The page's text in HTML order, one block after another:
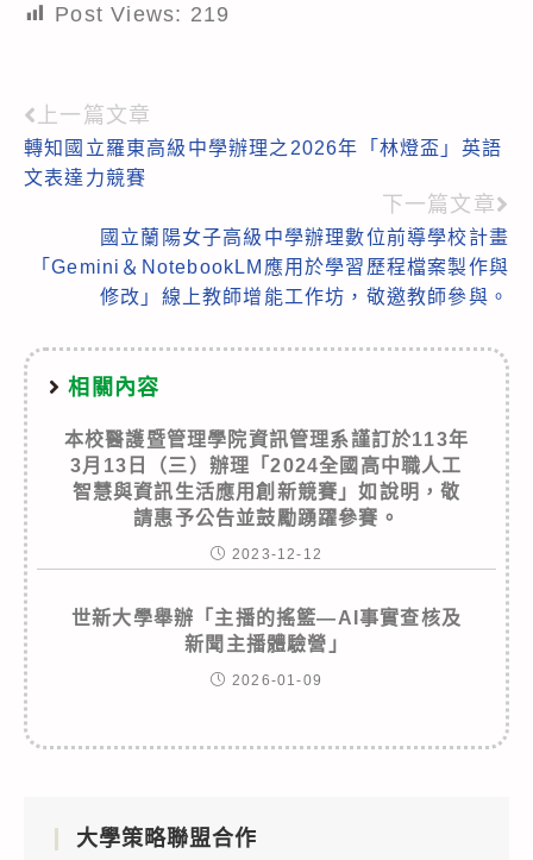
Post Views: 219
Read
more
上一篇文章
轉知國立羅東高級中學辦理之2026年「林燈盃」英語
文表達力競賽
下一篇文章
國立蘭陽女子高級中學辦理數位前導學校計畫
「Gemini＆NotebookLM應用於學習歷程檔案製作與
修改」線上教師增能工作坊，敬邀教師參與。
相關內容
本校醫護暨管理學院資訊管理系謹訂於113年
3月13日（三）辦理「2024全國高中職人工
智慧與資訊生活應用創新競賽」如說明，敬
請惠予公告並鼓勵踴躍參賽。
2023-12-12
世新大學舉辦「主播的搖籃—AI事實查核及
新聞主播體驗營」
2026-01-09
大學策略聯盟合作